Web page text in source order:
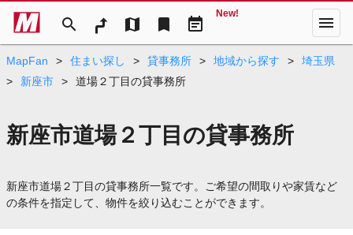
search map bookmark event_note
New! menu
MapFan > 住まい探し > 貸事務所 > 地域から探す >
埼玉県
>
新座市 > 道場２丁目の貸事務所
新座市道場２丁目の貸事務所
新座市道場２丁目の貸事務所一覧です。ご希望の間取りや家賃など
の条件を指定して、物件を絞り込むことができます。